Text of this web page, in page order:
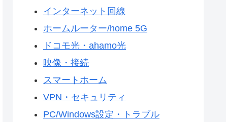
インターネット回線
ホームルーター/home 5G
ドコモ光・ahamo光
映像・接続
スマートホーム
VPN・セキュリティ
PC/Windows設定・トラブル